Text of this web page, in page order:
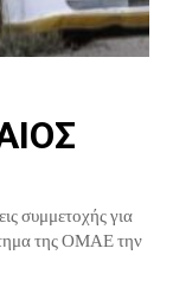
συμμετοχής για
της ΟΜΑΕ την